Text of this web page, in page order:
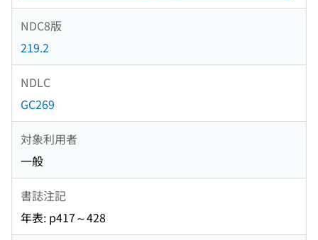
NDC8版
219.2
NDLC
GC269
対象利用者
一般
書誌注記
年表: p417～428